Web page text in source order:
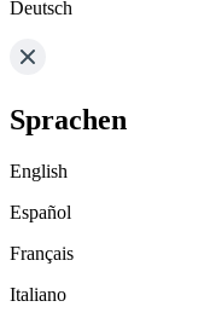
Deutsch
Sprachen
English
Español
Français
Italiano